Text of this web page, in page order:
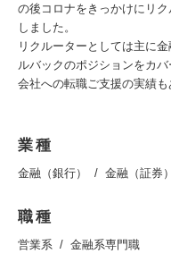
の後コロナをきっかけにリ
しました。
リクルーターとしては主に
ルバックのポジションをカ
会社への転職ご支援の実績も
業種
金融（銀行） 金融（証券）
職種
営業系 金融系専門職